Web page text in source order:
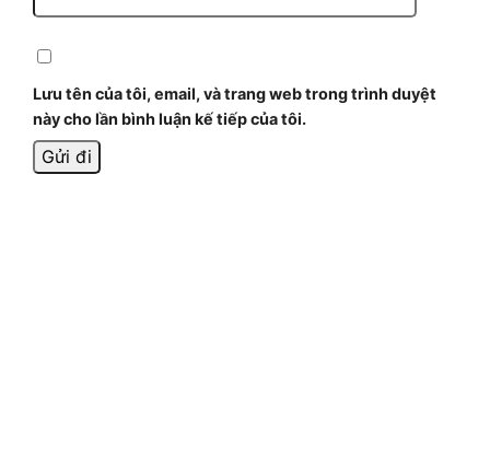
Lưu tên của tôi, email, và trang web trong trình duyệt
này cho lần bình luận kế tiếp của tôi.